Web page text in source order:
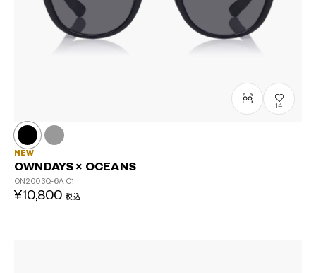
14
NEW
OWNDAYS × OCEANS
ON2003Q-6A C1
¥10,800 税込